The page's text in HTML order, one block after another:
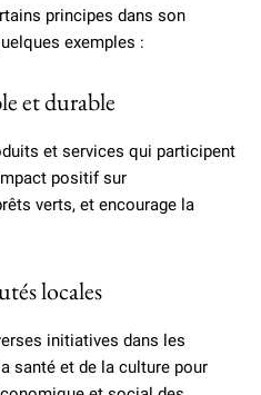
principes dans son
exemples :
et durable
et services qui participent
positif sur
verts, et encourage la
locales
initiatives dans les
santé et de la culture pour